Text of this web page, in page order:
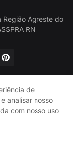
Região Agreste do
RN
Design por
de
analisar nosso
com nosso uso